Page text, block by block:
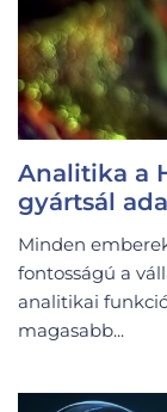
Analitika a
gyártsál
Minden
fontosságú a
analitikai
magasabb...